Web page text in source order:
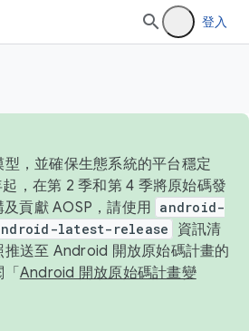
登入
，並確保生態系統的平台穩定
，在第 2 季和第 4 季將原始碼發
貢獻 AOSP，請使用 android-
latest-release
資訊清
送至 Android 開放原始碼計畫的
Android 開放原始碼計畫變